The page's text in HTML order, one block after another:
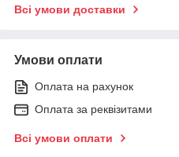
Всі умови доставки
Умови оплати
Оплата на рахунок
Оплата за реквізитами
Всі умови оплати